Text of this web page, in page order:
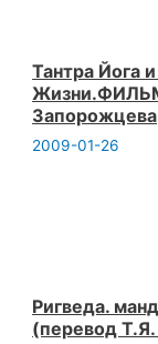
Тантра Йога
Запорожцева
2009-01-26
Ригведа.
(перевод Т.Я.